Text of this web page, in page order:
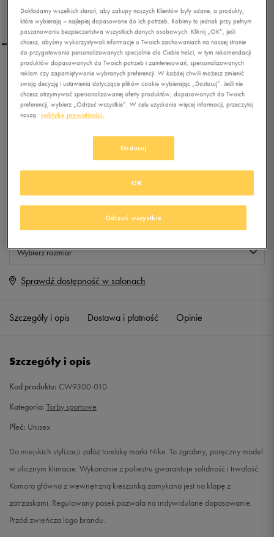
NIKE TOREBKA W NSW
FUTURA 365 CROSSBODY
5.0(3
KLUBIE 50 STYLE
Produkt niedostępny
Jeśli artykuł będzie ponownie dostępny, otrzymasz od nas powiadomienie.
Wybierz rozmiar
ONE SIZE Powiadom o dostępności
Sprawdź dostępność w salonach
Szczegóły i opis Dostawa i płatność Opinie
Szczegóły i opis
Kod produktu: CW9300-010
Kategoria: Torby sportowe
Płeć: Unisex
Do miejskich stylizacji załóż torebkę marki Nike. To zgrabny, poręczny model
w ulicznym klimacie. Wykonanie z poliestru gwarantuje solidność i trwałość.
Komora główna z wewnętrzną kieszonką zamykana jest na klapę z
zatrzaskami. Regulowany pasek pozwala na indywidulane dopasowanie.
Przód zwieńcza logo brandu.
Dokładamy wszelkich starań, aby zakupy naszych Klientów były udane, a produkty,
które wybierają – najlepiej dopasowane do ich potrzeb. Robimy to jednak przy pełnym
poszanowaniu bezpieczeństwa wszystkich danych osobowych. Kliknij „OK”, jeśli
chcesz, abyśmy wykorzystywali informacje o Twoich zachowaniach na naszej stronie
do przygotowania personalizowanych specjalnie dla Ciebie treści, w tym rekomendacji
produktów dopasowanych do Twoich potrzeb i zainteresowań, spersonalizowanych
reklam czy zapamiętywanie wybranych preferencji. W każdej chwili możesz zmienić
swoją decyzję i ustawienia dotyczące plików cookie wybierając „Dostosuj”. Jeśli nie
chcesz otrzymywać spersonalizowanej oferty produktów, dopasowanych do Twoich
preferencji, wybierz „Odrzuć wszystkie”. W celu uzyskania więcej informacji, przeczytaj
naszą
politykę prywatności.
Dostosuj
Odrzuć wszystkie
OK